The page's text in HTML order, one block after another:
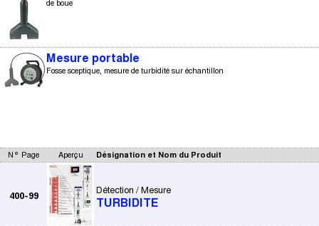
de boue
Mesure portable
Fosse sceptique, mesure de turbidité sur échantillon
N° Page Aperçu Désignation et Nom du Produit
400-99
Détection / Mesure
TURBIDITE